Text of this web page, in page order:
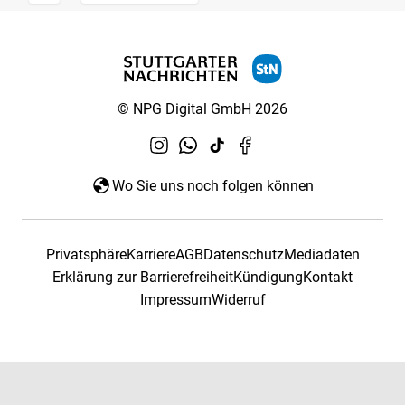
© NPG Digital GmbH 2026
Wo Sie uns noch folgen können
PrivatsphäreKarriereAGBDatenschutzMediadaten
Erklärung zur BarrierefreiheitKündigungKontakt
ImpressumWiderruf